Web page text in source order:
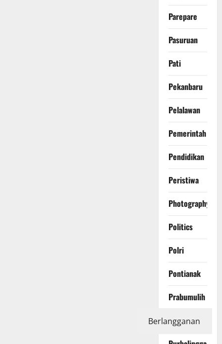
Parepare
Pasuruan
Pati
Pekanbaru
Pelalawan
Pemerintah
Pendidikan
Peristiwa
Photography
Politics
Polri
Pontianak
Prabumulih
Protest
Berlangganan